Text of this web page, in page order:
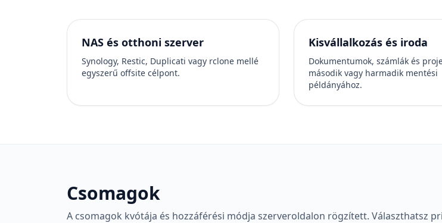
NAS és otthoni szerver
Synology, Restic, Duplicati vagy rclone mellé
egyszerű offsite célpont.
Kisvállalkozás és iroda
Dokumentumok, számlák és
második vagy harmadik mentési
példányához.
Csomagok
A csomagok kvótája és hozzáférési módja szerveroldalon rögzített. Választhatsz